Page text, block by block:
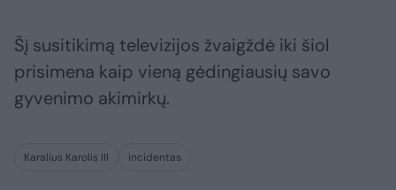
Šį susitikimą televizijos žvaigždė iki šiol
prisimena kaip vieną gėdingiausių savo
gyvenimo akimirkų.
Karalius Karolis III incidentas